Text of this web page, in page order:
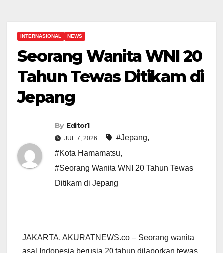
INTERNASIONAL NEWS
Seorang Wanita WNI 20
Tahun Tewas Ditikam di
Jepang
By Editor1
JUL 7, 2026 #Jepang,
#Kota Hamamatsu,
#Seorang Wanita WNI 20 Tahun Tewas
Ditikam di Jepang
JAKARTA, AKURATNEWS.co – Seorang wanita
asal Indonesia berusia 20 tahun dilaporkan tewas